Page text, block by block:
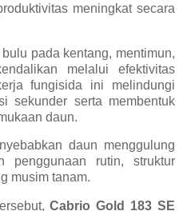
meningkat secara
pada kentang, mentimun,
melalui efektivitas
fungisida ini melindungi
sekunder serta membentuk
daun.
daun menggulung
penggunaan rutin, struktur
musim tanam.
Cabrio Gold 183 SE